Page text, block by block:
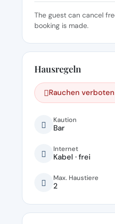
The guest can cancel
booking is made.
Hausregeln
Rauchen verboten
Kaution
Bar
Internet
Kabel · frei
Max. Haustiere
2